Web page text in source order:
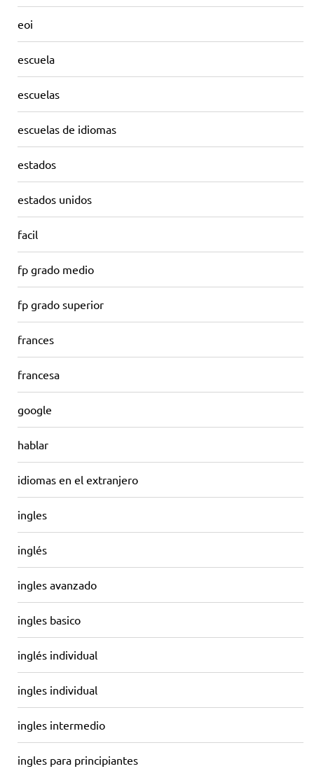
eoi
escuela
escuelas
escuelas de idiomas
estados
estados unidos
facil
fp grado medio
fp grado superior
frances
francesa
google
hablar
idiomas en el extranjero
ingles
inglés
ingles avanzado
ingles basico
inglés individual
ingles individual
ingles intermedio
ingles para principiantes